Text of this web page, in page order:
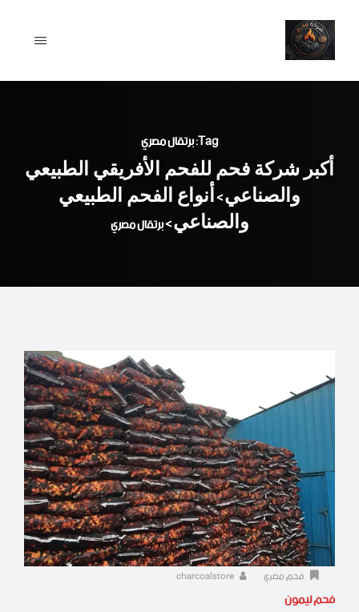
content
Tag: برتقال مصري
أكبر شركة فحم للفحم الأفريقي الطبيعي
والصناعي>أنواع الفحم الطبيعي
والصناعي>برتقال مصري
فحم مصري
فحم ليمون